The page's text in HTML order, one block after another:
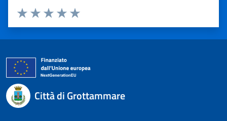
Valuta 5 stelle su 5
Valuta 4 stelle su 5
Valuta 3 stelle su 5
Valuta 2 stelle su 5
Valuta 1 stelle su 5
Città di Grottammare